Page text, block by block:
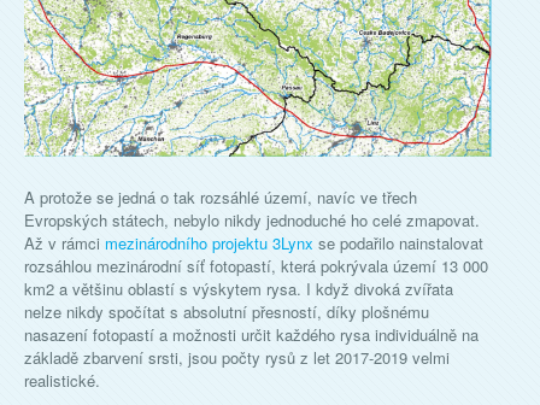
A protože se jedná o tak rozsáhlé území, navíc ve třech
Evropských státech, nebylo nikdy jednoduché ho celé zmapovat.
Až v rámci mezinárodního projektu 3Lynx se podařilo nainstalovat
rozsáhlou mezinárodní síť fotopastí, která pokrývala území 13 000
km2 a většinu oblastí s výskytem rysa. I když divoká zvířata
nelze nikdy spočítat s absolutní přesností, díky plošnému
nasazení fotopastí a možnosti určit každého rysa individuálně na
základě zbarvení srsti, jsou počty rysů z let 2017-2019 velmi
realistické.